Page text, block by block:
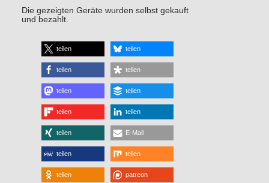
Die gezeigten Geräte wurden selbst gekauft
und bezahlt.
teilen teilen
teilen teilen
teilen teilen
teilen teilen
teilen E-Mail
teilen teilen
teilen patreon